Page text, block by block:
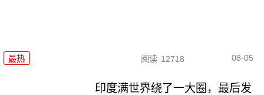
最热 阅读 12718 08-05
印度满世界绕了一大圈，最后发